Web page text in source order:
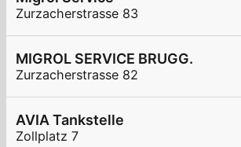
Zurzacherstrasse 83
MIGROL SERVICE BRUGG.
Zurzacherstrasse 82
AVIA Tankstelle
Zollplatz 7